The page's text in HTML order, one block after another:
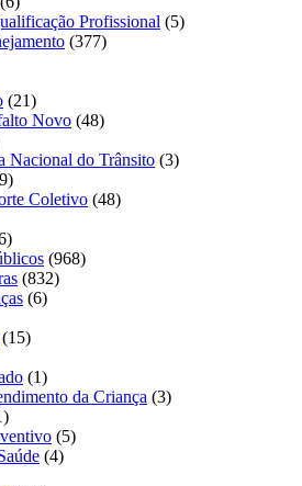
Profissional (5)
(377)
(21)
Novo (48)
Nacional do Trânsito (3)
Coletivo (48)
(968)
(832)
(6)
(15)
(1)
da Criança (3)
(5)
(4)